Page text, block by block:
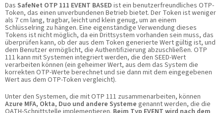
Das SafeNet OTP 111 EVENT BASED ist ein benutzerfreundliches OTP-
Token, das einen unverbundenen Betrieb bietet. Der Token ist weniger
als 7 cm lang, tragbar, leicht und klein genug, um an einem
Schlüsselring zu hängen. Eine eigenständige Verwendung dieses
Tokens ist nicht möglich, da ein Drittsystem vorhanden sein muss, das
überprüfen kann, ob der aus dem Token generierte Wert gültig ist, und
dem Benutzer ermöglicht, die Authentifizierung abzuschließen. OTP
111 kann mit Systemen integriert werden, die den SEED-Wert
verarbeiten können (ein geheimer Wert, aus dem das System die
korrekten OTP-Werte berechnet und sie dann mit dem eingegebenen
Wert aus dem OTP-Token vergleicht).
Unter den Systemen, die mit OTP 111 zusammenarbeiten, können
Azure MFA, Okta, Duo und andere Systeme genannt werden, die die